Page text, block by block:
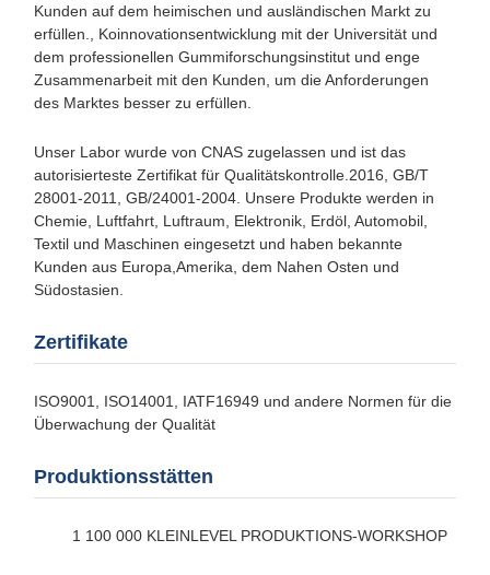
Kunden auf dem heimischen und ausländischen Markt zu
erfüllen., Koinnovationsentwicklung mit der Universität und
dem professionellen Gummiforschungsinstitut und enge
Zusammenarbeit mit den Kunden, um die Anforderungen
des Marktes besser zu erfüllen.
Unser Labor wurde von CNAS zugelassen und ist das
autorisierteste Zertifikat für Qualitätskontrolle.2016, GB/T
28001-2011, GB/24001-2004. Unsere Produkte werden in
Chemie, Luftfahrt, Luftraum, Elektronik, Erdöl, Automobil,
Textil und Maschinen eingesetzt und haben bekannte
Kunden aus Europa,Amerika, dem Nahen Osten und
Südostasien.
Zertifikate
ISO9001, ISO14001, IATF16949 und andere Normen für die
Überwachung der Qualität
Produktionsstätten
1 100 000 KLEINLEVEL PRODUKTIONS-WORKSHOP